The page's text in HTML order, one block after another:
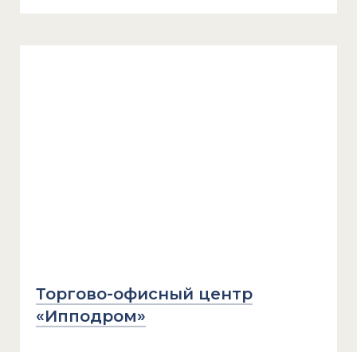
Торгово-офисный центр
«Ипподром»